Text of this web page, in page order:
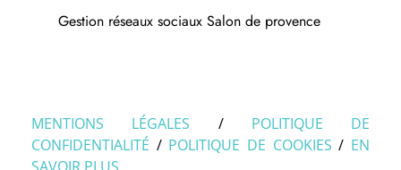
Gestion réseaux sociaux Salon de provence
MENTIONS LÉGALES / POLITIQUE DE
CONFIDENTIALITÉ / POLITIQUE DE COOKIES / EN